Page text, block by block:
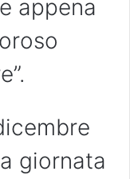
appena
giornata